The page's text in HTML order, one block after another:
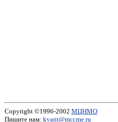
Copyright ©1996-2002 МЦНМО
Пишите нам: kvant@mccme.ru